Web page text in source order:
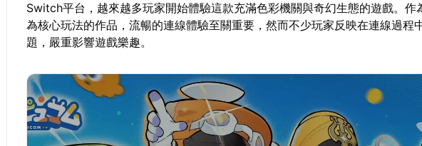
Switch平台，越來越多玩家開始體驗這款充滿色彩機關與奇幻生態的遊戲。
為核心玩法的作品，流暢的連線體驗至關重要，然而不少玩家反映在連線過程
題，嚴重影響遊戲樂趣。